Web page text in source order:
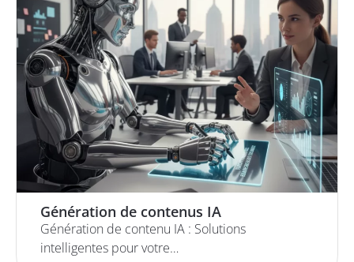
Génération de contenus IA
Génération de contenu IA : Solutions
intelligentes pour votre…